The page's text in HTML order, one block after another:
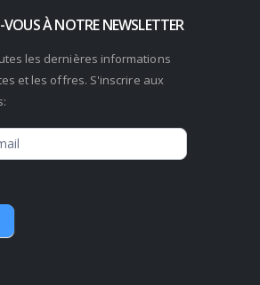
VOUS À NOTRE NEWSLETTER
les dernières informations
et les offres. S'inscrire aux